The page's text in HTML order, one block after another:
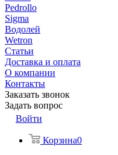
Pedrollo
Sigma
Водолей
Wetron
Статьи
Доставка и оплата
О компании
Контакты
Заказать звонок
Задать вопрос
Войти
Корзина0